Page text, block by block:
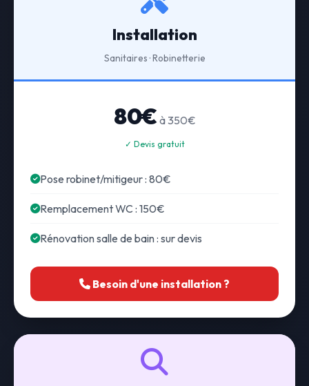
Installation
Sanitaires · Robinetterie
80€ à 350€
✓ Devis gratuit
Pose robinet/mitigeur : 80€
Remplacement WC : 150€
Rénovation salle de bain : sur devis
Besoin d'une installation ?